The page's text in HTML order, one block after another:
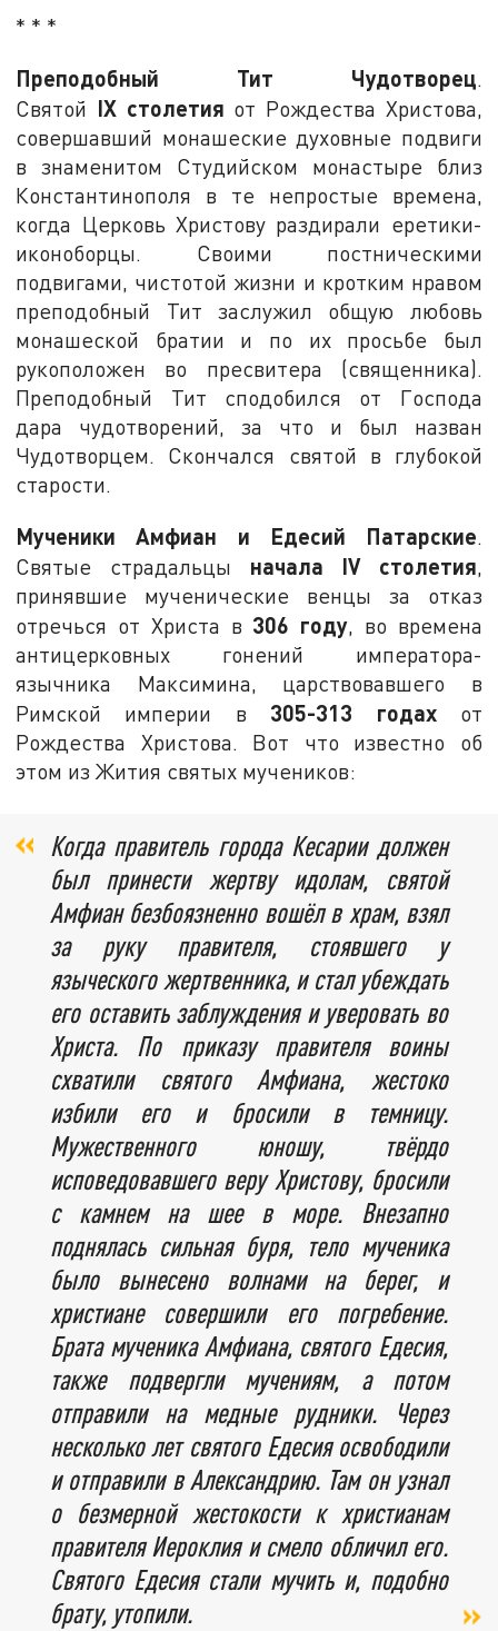
* * *
Преподобный Тит Чудотворец.
Святой IXстолетия от Рождества Христова,
совершавший монашеские духовные подвиги
в знаменитом Студийском монастыре близ
Константинополя в те непростые времена,
когда Церковь Христову раздирали еретики-
иконоборцы. Своими постническими
подвигами, чистотой жизни и кротким нравом
преподобный Тит заслужил общую любовь
монашеской братии и по их просьбе был
рукоположен во пресвитера (священника).
Преподобный Тит сподобился от Господа
дара чудотворений, за что и был назван
Чудотворцем. Скончался святой в глубокой
старости.
Мученики Амфиан и Едесий Патарские.
Святые страдальцы начала IVстолетия,
принявшие мученические венцы за отказ
отречься от Христа в 306 году, во времена
антицерковных гонений императора-
язычника Максимина, царствовавшего в
Римской империи в 305-313 годахот
Рождества Христова. Вот что известно об
этом из Жития святых мучеников:
Когда правитель города Кесарии должен
был принести жертву идолам, святой
Амфиан безбоязненно вошёл в храм, взял
за руку правителя, стоявшего у
языческого жертвенника, и стал убеждать
его оставить заблуждения и уверовать во
Христа. По приказу правителя воины
схватили святого Амфиана, жестоко
избили его и бросили в темницу.
Мужественного юношу, твёрдо
исповедовавшего веру Христову, бросили
с камнем на шее в море. Внезапно
поднялась сильная буря, тело мученика
было вынесено волнами на берег, и
христиане совершили его погребение.
Брата мученика Амфиана, святого Едесия,
также подвергли мучениям, а потом
отправили на медные рудники. Через
несколько лет святого Едесия освободили
и отправили в Александрию. Там он узнал
о безмерной жестокости к христианам
правителя Иероклия и смело обличил его.
Святого Едесия стали мучить и, подобно
брату, утопили.